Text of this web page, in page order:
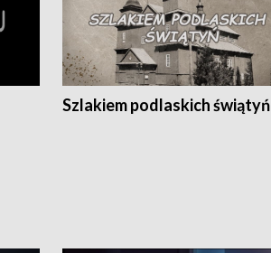
Szlakiem podlaskich świątyń